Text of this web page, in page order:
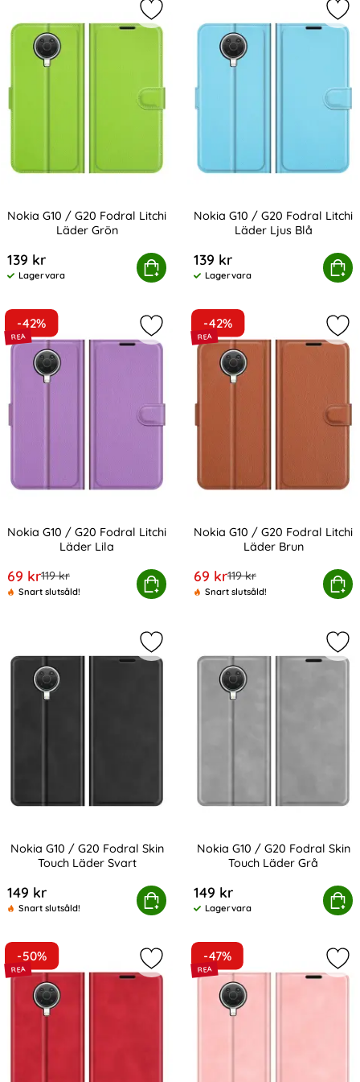
Nokia G10 / G20 Fodral Litchi
Läder Grön
139 kr
Tillgänglighet:
Lagervara
Köp
Nokia G10 / G20 Fodral Litchi Läder Grön
Markera nokia G10 / G20 Fodral
Nokia G10 / G20 Fodral Litchi
Läder Ljus Blå
139 kr
Tillgänglighet:
Lagervara
Köp
Nokia G10 / G20 Fodral
-42%
Nokia G10 / G20 Fodral Litchi
Läder Lila
rea pris
69 krtidigare pris
119 kr
Snart slutsåld!
Köp
Nokia G10 / G20 Fodral Litchi Läder Lila
Markera nokia G10 / G20 Fodral
-42%
Nokia G10 / G20 Fodral Litchi
Läder Brun
rea pris
69 krtidigare pris
119 kr
Snart slutsåld!
Köp
Nokia G10 / G20
Nokia G10 / G20 Fodral Skin
Touch Läder Svart
149 kr
Snart slutsåld!
Köp
Nokia G10 / G20 Fodral Skin Touch Läder Svart
Markera nokia G10 / G20 Fodral
Nokia G10 / G20 Fodral Skin
Touch Läder Grå
149 kr
Tillgänglighet:
Lagervara
Köp
Nokia G10 / G20 Fodral
-50%
Markera nokia G10 / G20 Fodral
-47%